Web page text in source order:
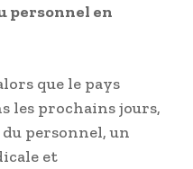
personnel en
que le pays
les prochains jours,
personnel, un
et